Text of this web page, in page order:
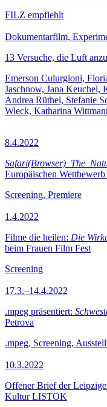
FILZ empfiehlt
Dokumentarfilm,
13 Versuche, die Luft
Emerson Culurgioni,
Jaschnow, Jana Keuchel,
Andrea Rüthel, Stefanie
Wieck, Katharina
8.4.2022
Europäischen
Screening, Premiere
1.4.2022
Filme die heilen: Die
beim Frauen Film Fest
Screening
17.3.–14.4.2022
.mpeg präsentiert:
Petrova
.mpeg, Screening,
10.3.2022
Offener Brief der
Kultur LISTOK